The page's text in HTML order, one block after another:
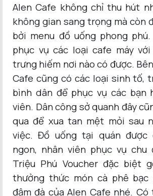
Alen Cafe không chỉ thu hút
không gian sang trọng mà còn
bởi menu đồ uống phong
phục vụ các loại cafe máy
trưng hiếm nơi nào có được.
Cafe cũng có các loại sinh tố,
bình dân để phục vụ các bạn
viên. Dân công sở quanh đây
qua để xua tan mệt mỏi sau
việc. Đồ uống tại quán được
ngon, nhân viên phục vụ chu
Triệu Phú Voucher đặc biệt
thưởng thức món cà phê bạc
đậm đà của Alen Cafe nhé.